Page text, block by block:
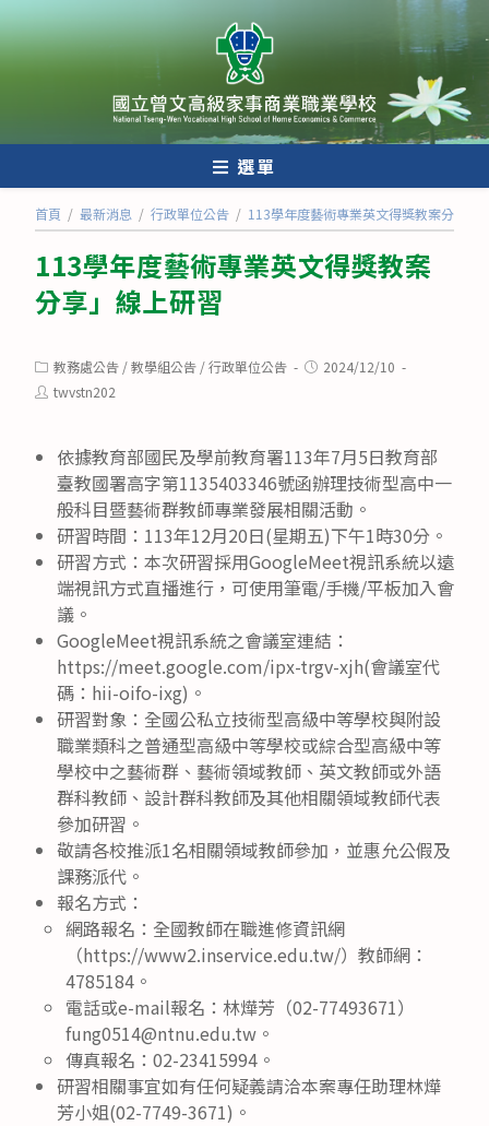
跳
轉
至
內
選單
首頁 / 最新消息 / 行政單位公告 / 113學年度藝術專業英文得獎教案分享」
113學年度藝術專業英文得獎教案
分享」線上研習
Post
category:
教務處公告 /教學組公告 /行政單位公告
Post2024/12/10
Posttwvstn202
依據教育部國民及學前教育署113年7月5日教育部
臺教國署高字第1135403346號函辦理技術型高中一
般科目暨藝術群教師專業發展相關活動。
研習時間：113年12月20日(星期五)下午1時30分。
研習方式：本次研習採用GoogleMeet視訊系統以遠
端視訊方式直播進行，可使用筆電/手機/平板加入會
議。
GoogleMeet視訊系統之會議室連結：
https://meet.google.com/ipx-trgv-xjh(會議室代
碼：hii-oifo-ixg)。
研習對象：全國公私立技術型高級中等學校與附設
職業類科之普通型高級中等學校或綜合型高級中等
學校中之藝術群、藝術領域教師、英文教師或外語
群科教師、設計群科教師及其他相關領域教師代表
參加研習。
敬請各校推派1名相關領域教師參加，並惠允公假及
課務派代。
報名方式：
網路報名：全國教師在職進修資訊網
（https://www2.inservice.edu.tw/）教師網：
4785184。
電話或e-mail報名：林燁芳（02-77493671）
fung0514@ntnu.edu.tw。
傳真報名：02-23415994。
研習相關事宜如有任何疑義請洽本案專任助理林燁
芳小姐(02-7749-3671)。